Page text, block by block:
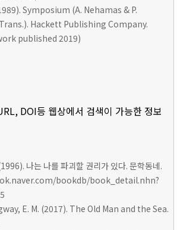
Symposium (A. Nehamas & P.
Hackett Publishing Company.
published 2019)
DOI등 웹상에서 검색이 가능한 정보
나는 나를 파괴할 권리가 있다. 문학동네.
bookdb/book_detail.nhn?
E. M. (2017). The Old Man and the Sea.